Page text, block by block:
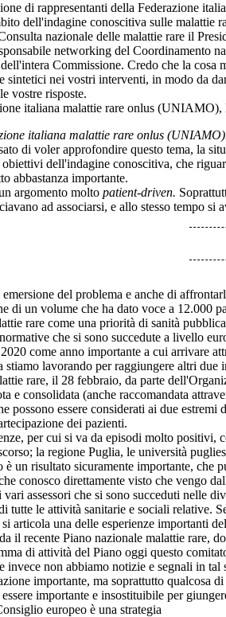
di rappresentanti della Federazione
dell'indagine conoscitiva sulle malattie
nazionale delle malattie rare il
networking del Coordinamento
Commissione. Credo che la cosa
sintetici nei vostri interventi, in modo da
vostre risposte.
italiana malattie rare onlus (UNIAMO),
italiana malattie rare onlus
di voler approfondire questo tema, la
dell'indagine conoscitiva, che
abbastanza importante.
argomento molto patient-driven.
ad associarsi, e allo stesso tempo
del problema e anche di
di un volume che ha dato voce a 12.000
rare come una priorità di sanità
che si sono succedute a livello
come anno importante a cui arrivare
stiamo lavorando per raggiungere altri due
rare, il 28 febbraio, da parte
consolidata (anche raccomandata
possono essere considerati ai due
dei pazienti.
per cui si va da episodi molto positivi,
la regione Puglia, le università
un risultato sicuramente importante, che
conosco direttamente visto che vengo
assessori che si sono succeduti nelle
tutte le attività sanitarie e sociali relative.
una delle esperienze importanti
recente Piano nazionale malattie rare,
di attività del Piano oggi questo
non abbiamo notizie e segnali in tal
importante, ma soprattutto qualcosa
importante e insostituibile per
europeo è una strategia